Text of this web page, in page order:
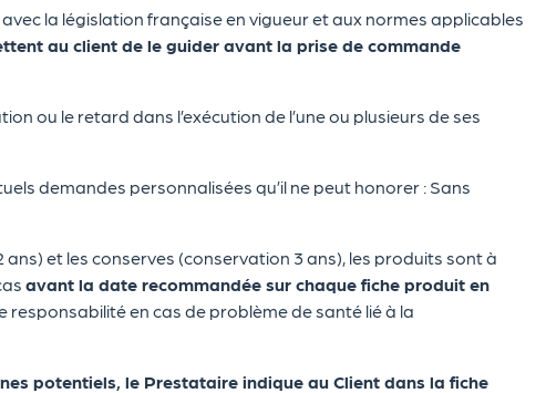
la législation française en vigueur et aux normes applicables
au client de le guider avant la prise de commande
ou le retard dans l’exécution de l’une ou plusieurs de ses
demandes personnalisées qu’il ne peut honorer : Sans
et les conserves (conservation 3 ans), les produits sont à
avant la date recommandée sur chaque fiche produit en
en cas de problème de santé lié à la
potentiels, le Prestataire indique au Client dans la fiche